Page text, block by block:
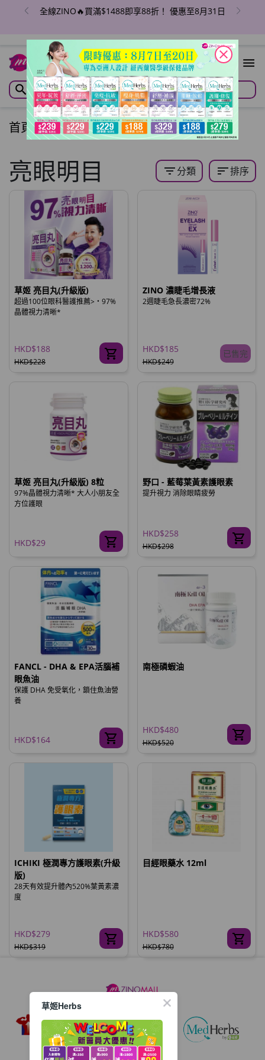
全線ZINO🔥買滿$1488即享88折！ 優惠至8月31日
首頁/亮眼明目
亮眼明目 filter_list分類 sort排序
草姬 亮目丸(升級版)
超過100位眼科醫護推薦>‧97%
晶體視力清晰*
HKD$188
HKD$228
ZINO 濃睫毛增長液
2週睫毛急長濃密72%
HKD$185
HKD$249
已售完
草姬 亮目丸(升級版) 8粒
97%晶體視力清晰* 大人小朋友全
方位護眼
HKD$29
野口 - 藍莓葉黃素護眼素
提升視力 消除眼睛疲勞
HKD$258
HKD$298
FANCL - DHA & EPA活腦補
眼魚油
保護 DHA 免受氧化，鎖住魚油營
養
HKD$164
南極磷蝦油
HKD$480
HKD$520
ICHIKI 極潤專方護眼素(升級
版)
28天有效提升體內520%葉黃素濃
度
HKD$279
HKD$319
目經眼藥水 12ml
HKD$580
HKD$780
close
草姬Herbs